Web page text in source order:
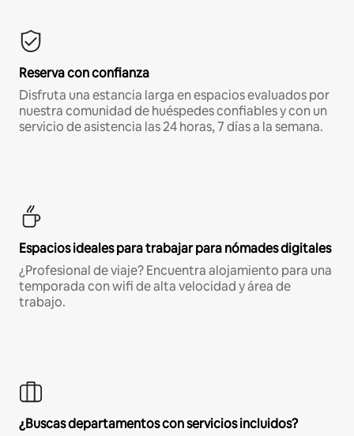
Reserva con confianza
Disfruta una estancia larga en espacios evaluados por
nuestra comunidad de huéspedes confiables y con un
servicio de asistencia las 24 horas, 7 días a la semana.
Espacios ideales para trabajar para nómades digitales
¿Profesional de viaje? Encuentra alojamiento para una
temporada con wifi de alta velocidad y área de
trabajo.
¿Buscas departamentos con servicios incluidos?